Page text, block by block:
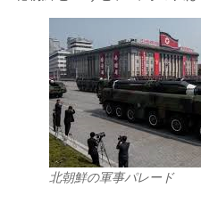
北朝鮮の軍事パレード